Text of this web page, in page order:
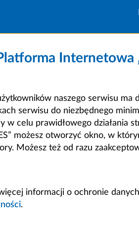
Internetowa
naszego serwisu ma
serwisu do niezbędnego
w celu prawidłowego działania
możesz otworzyć okno, w
Możesz też od razu
informacji o ochronie
.